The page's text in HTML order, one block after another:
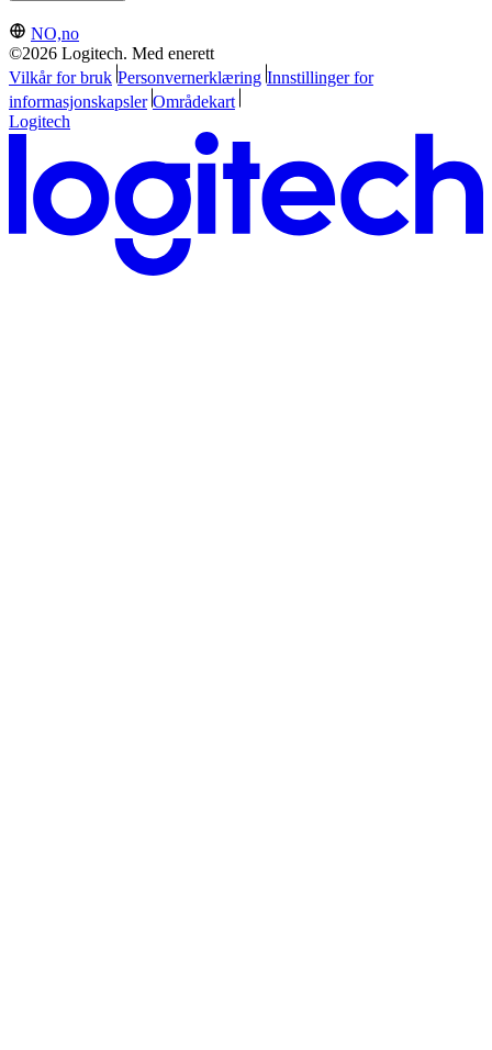
NO,no
©2026 Logitech. Med enerett
Vilkår for bruk Personvernerklæring Innstillinger for
informasjonskapsler Områdekart
Logitech